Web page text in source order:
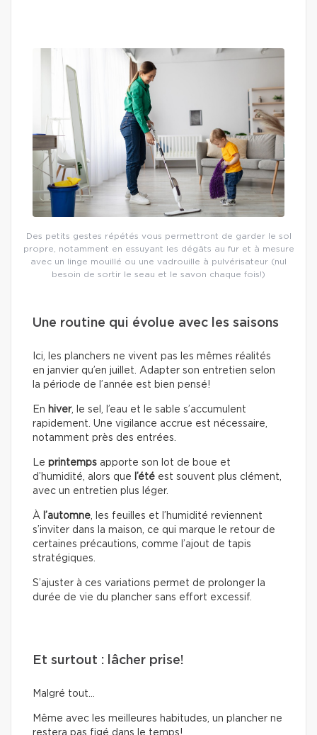
Des petits gestes répétés vous permettront de garder le sol
propre, notamment en essuyant les dégâts au fur et à mesure
avec un linge mouillé ou une vadrouille à pulvérisateur (nul
besoin de sortir le seau et le savon chaque fois!)
Une routine qui évolue avec les saisons
Ici, les planchers ne vivent pas les mêmes réalités
en janvier qu’en juillet. Adapter son entretien selon
la période de l’année est bien pensé!
En hiver, le sel, l’eau et le sable s’accumulent
rapidement. Une vigilance accrue est nécessaire,
notamment près des entrées.
Le printemps apporte son lot de boue et
d’humidité, alors que l’été est souvent plus clément,
avec un entretien plus léger.
À l’automne , les feuilles et l’humidité reviennent
s’inviter dans la maison, ce qui marque le retour de
certaines précautions, comme l’ajout de tapis
stratégiques.
S’ajuster à ces variations permet de prolonger la
durée de vie du plancher sans effort excessif.
Et surtout : lâcher prise!
Malgré tout…
Même avec les meilleures habitudes, un plancher ne
restera pas figé dans le temps!